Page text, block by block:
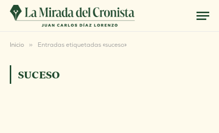
Inicio » Entradas etiquetadas «suceso»
SUCESO